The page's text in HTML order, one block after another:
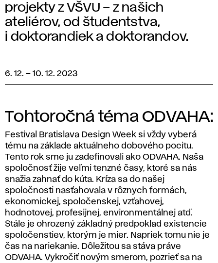
projekty z VŠVU – z našich
ateliérov, od študentstva,
i doktorandiek a doktorandov.
6. 12. – 10. 12. 2023
Tohtoročná téma ODVAHA:
Festival Bratislava Design Week si vždy vyberá
tému na základe aktuálneho dobového pocitu.
Tento rok sme ju zadefinovali ako ODVAHA. Naša
spoločnosť žije veľmi tenzné časy, ktoré sa nás
snažia zahnať do kúta. Kríza sa do našej
spoločnosti nasťahovala v rôznych formách,
ekonomickej, spoločenskej, vzťahovej,
hodnotovej, profesijnej, environmentálnej atď.
Stále je ohrozený základný predpoklad existencie
spoločenstiev, ktorým je mier. Napriek tomu nie je
čas na nariekanie. Dôležitou sa stáva práve
ODVAHA. Vykročiť novým smerom, pozrieť sa na